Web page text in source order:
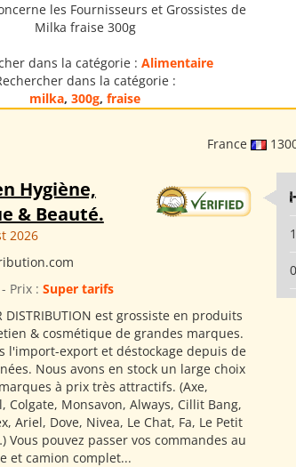
les Fournisseurs et Grossistes de
Milka fraise 300g
dans la catégorie : Alimentaire
dans la catégorie :
milka, 300g, fraise
France
Hygiène,
& Beauté.
2026
Prix : Super tarifs
DISTRIBUTION est grossiste en produits
& cosmétique de grandes marques.
l'import-export et déstockage depuis de
Nous avons en stock un large choix
à prix très attractifs. (Axe,
Colgate, Monsavon, Always, Cillit Bang,
Ariel, Dove, Nivea, Le Chat, Fa, Le Petit
Vous pouvez passer vos commandes au
et camion complet...